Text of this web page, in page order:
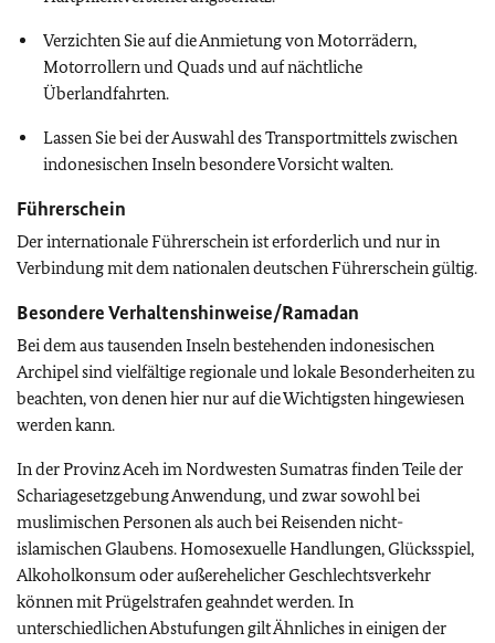
Verzichten Sie auf die Anmietung von Motorrädern,
Motorrollern und Quads und auf nächtliche
Überlandfahrten.
Lassen Sie bei der Auswahl des Transportmittels zwischen
indonesischen Inseln besondere Vorsicht walten.
Führerschein
Der internationale Führerschein ist erforderlich und nur in
Verbindung mit dem nationalen deutschen Führerschein gültig.
Besondere Verhaltenshinweise/Ramadan
Bei dem aus tausenden Inseln bestehenden indonesischen
Archipel sind vielfältige regionale und lokale Besonderheiten zu
beachten, von denen hier nur auf die Wichtigsten hingewiesen
werden kann.
In der Provinz Aceh im Nordwesten Sumatras finden Teile der
Schariagesetzgebung Anwendung, und zwar sowohl bei
muslimischen Personen als auch bei Reisenden nicht-
islamischen Glaubens. Homosexuelle Handlungen, Glücksspiel,
Alkoholkonsum oder außerehelicher Geschlechtsverkehr
können mit Prügelstrafen geahndet werden. In
unterschiedlichen Abstufungen gilt Ähnliches in einigen der